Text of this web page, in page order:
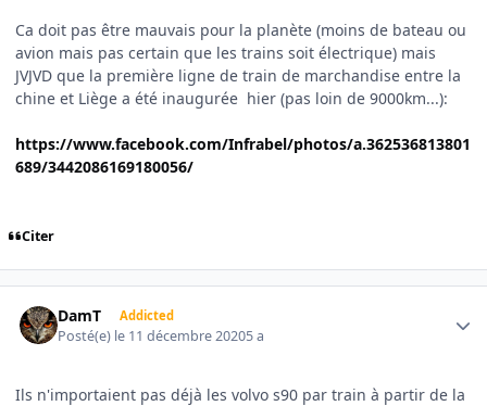
Ca doit pas être mauvais pour la planète (moins de bateau ou
avion mais pas certain que les trains soit électrique) mais
JVJVD que la première ligne de train de marchandise entre la
chine et Liège a été inaugurée hier (pas loin de 9000km...):
https://www.facebook.com/Infrabel/photos/a.362536813801
689/3442086169180056/
Citer
DamT Addicted
Posté(e) le 11 décembre 20205 a
Ils n'importaient pas déjà les volvo s90 par train à partir de la